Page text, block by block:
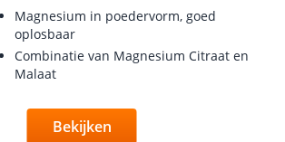
Magnesium in poedervorm, goed
oplosbaar
Combinatie van Magnesium Citraat en
Malaat
Bekijken